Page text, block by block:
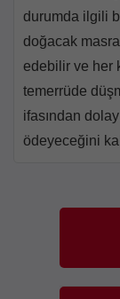
durumda ilgili
doğacak
edebilir ve her
temerrüde
ifasından
ödeyeceğini